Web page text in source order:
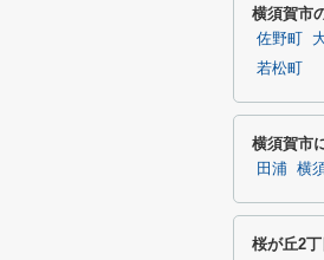
横須賀市
佐野町
若松町
横須賀市
田浦 横
桜が丘2